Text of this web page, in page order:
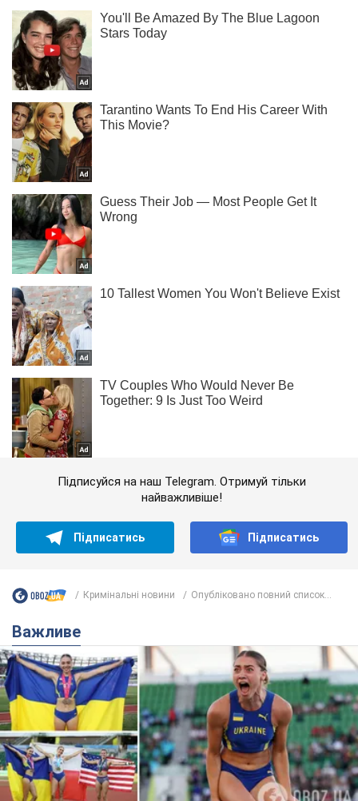
Підписуйся на наш Telegram. Отримуй тільки
найважливіше!
Підписатись Підписатись
Кримінальні новини Опубліковано повний список...
Важливе